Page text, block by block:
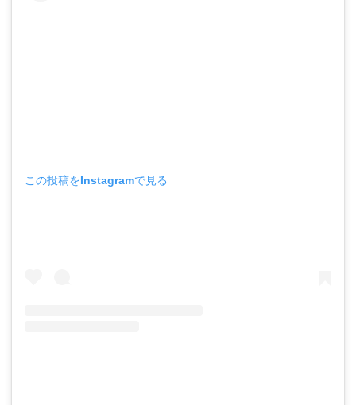
この投稿をInstagramで見る